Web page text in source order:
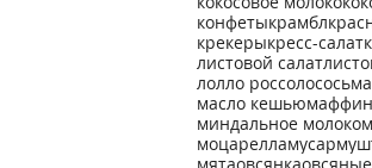
конфетыкрамбл
крекерыкресс-салат
листовой салат
лолло россолосось
масло кешью
миндальное молоко
моцарелламусар